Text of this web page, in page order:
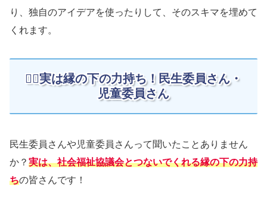
り、独自のアイデアを使ったりして、そのスキマを埋めて
くれます。
🏋️‍♀️実は縁の下の力持ち！民生委員さん・
児童委員さん
民生委員さんや児童委員さんって聞いたことありません
か？ 実は、社会福祉協議会とつないでくれる縁の下の力持
ちの皆さんです！